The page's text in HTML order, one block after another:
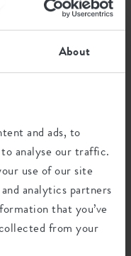
About
and ads, to
analyse our traffic.
use of our site
analytics partners
that you’ve
from your
zu 7% aus Post-
und zu 93% aus
Garantie
99Jahre